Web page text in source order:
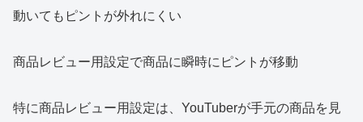
動いてもピントが外れにくい
商品レビュー用設定で商品に瞬時にピントが移動
特に商品レビュー用設定は、YouTuberが手元の商品を見